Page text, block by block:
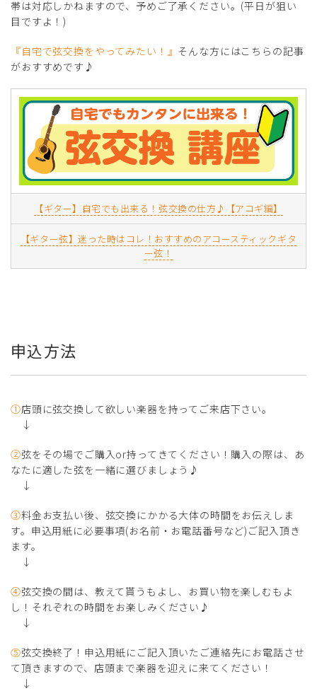
帯は対応しかねますので、予めご了承ください。(平日が狙い
目ですよ！)
『自宅で弦交換をやってみたい！』 そんな方にはこちらの記事
がおすすめです♪
【ギター】自宅でも出来る！弦交換の仕方♪【アコギ編】
【ギター弦】迷った時はコレ！おすすめのアコースティックギタ
ー弦！
申込方法
①店頭に弦交換して欲しい楽器を持ってご来店下さい。
↓
②弦をその場でご購入or持ってきてください！購入の際は、あ
なたに適した弦を一緒に選びましょう♪
↓
③料金お支払い後、弦交換にかかる大体の時間をお伝えしま
す。申込用紙に必要事項(お名前・お電話番号など)ご記入頂き
ます。
↓
④弦交換の間は、教えて貰うもよし、お買い物を楽しむもよ
し！それぞれの時間をお楽しみください♪
↓
⑤弦交換終了！申込用紙にご記入頂いたご連絡先にお電話させ
て頂きますので、店頭まで楽器を迎えに来てください！
↓